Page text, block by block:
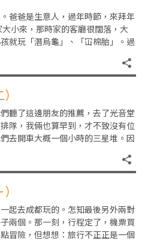
爸爸是生意人，過年時節，來拜年
小來，那時家的客廳很闊落，大
就玩「潛烏龜」、「冚棉胎」。過
聽了這邊朋友的推薦，去了光音堂
隊，我倆也算早到，才不致沒有位
去開車大概一個小時的三星堆。因
起去成都玩的。怎知最後另外兩對
兩個。那一刻，行程定了，機票買
冒險，但想想：旅行不正正是一個